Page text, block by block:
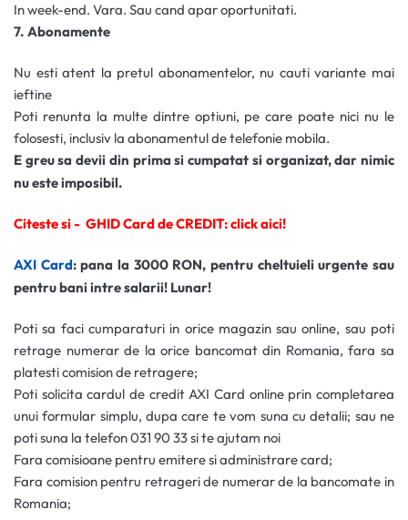
In week-end. Vara. Sau cand apar oportunitati.
7. Abonamente
Nu esti atent la pretul abonamentelor, nu cauti variante mai
ieftine
Poti renunta la multe dintre optiuni, pe care poate nici nu le
folosesti, inclusiv la abonamentul de telefonie mobila.
E greu sa devii din prima si cumpatat si organizat, dar nimic
nu este imposibil.
Citeste si - GHID Card de CREDIT: click aici!
AXI Card: pana la 3000 RON, pentru cheltuieli urgente sau
pentru bani intre salarii! Lunar!
Poti sa faci cumparaturi in orice magazin sau online, sau poti
retrage numerar de la orice bancomat din Romania, fara sa
platesti comision de retragere;
Poti solicita cardul de credit AXI Card online prin completarea
unui formular simplu, dupa care te vom suna cu detalii; sau ne
poti suna la telefon 031 90 33 si te ajutam noi
Fara comisioane pentru emitere si administrare card;
Fara comision pentru retrageri de numerar de la bancomate in
Romania;